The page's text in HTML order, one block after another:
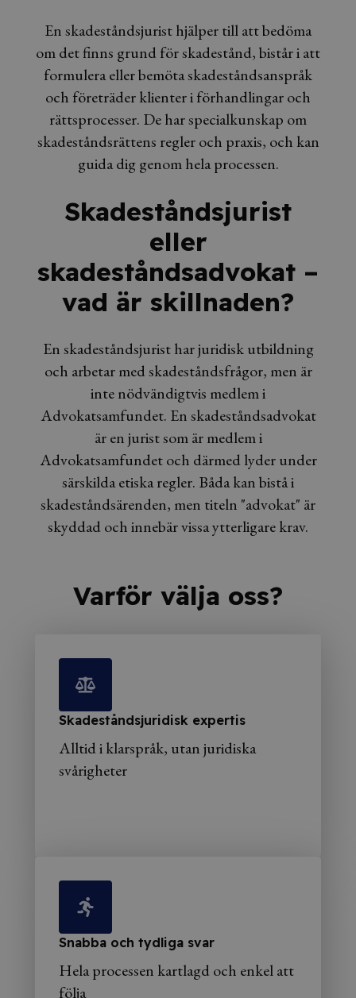
En skadeståndsjurist hjälper till att bedöma
om det finns grund för skadestånd, bistår i att
formulera eller bemöta skadeståndsanspråk
och företräder klienter i förhandlingar och
rättsprocesser. De har specialkunskap om
skadeståndsrättens regler och praxis, och kan
guida dig genom hela processen.
Skadeståndsjurist
eller
skadeståndsadvokat –
vad är skillnaden?
En skadeståndsjurist har juridisk utbildning
och arbetar med skadeståndsfrågor, men är
inte nödvändigtvis medlem i
Advokatsamfundet. En skadeståndsadvokat
är en jurist som är medlem i
Advokatsamfundet och därmed lyder under
särskilda etiska regler. Båda kan bistå i
skadeståndsärenden, men titeln "advokat" är
skyddad och innebär vissa ytterligare krav.
Varför välja oss?
Skadeståndsjuridisk expertis
Alltid i klarspråk, utan juridiska
svårigheter
Snabba och tydliga svar
Hela processen kartlagd och enkel att
följa